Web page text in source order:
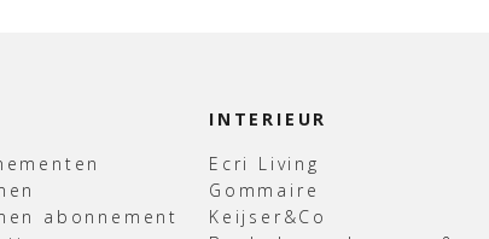
abonnement
INTERIEUR
Ecri Living
Gommaire
Keijser&Co